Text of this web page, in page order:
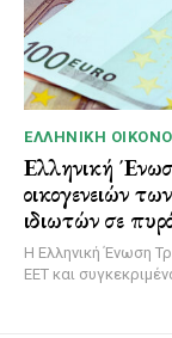
ΕΛΛΗΝΙΚΉ
Ελληνική
οικογενειών
ιδιωτών σε
Η Ελληνική Ένωση
ΕΕΤ και